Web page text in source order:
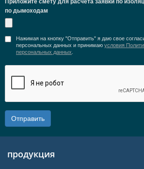
Приложите смету для расчёта заявки по
по дымоходам
Нажимая на кнопку "Отправить" я даю свое
персональных данных и принимаю условия
персональных данных
Отправить
продукция